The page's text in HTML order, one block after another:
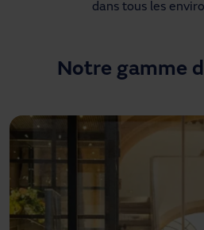
manusa@manusa.com
Téléchargements
dans tous les
Notre gamme